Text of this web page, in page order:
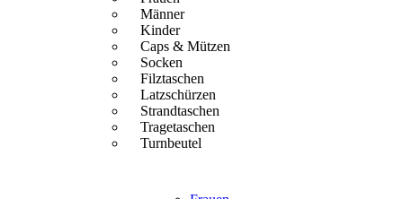
Männer
Kinder
Caps & Mützen
Socken
Filztaschen
Latzschürzen
Strandtaschen
Tragetaschen
Turnbeutel